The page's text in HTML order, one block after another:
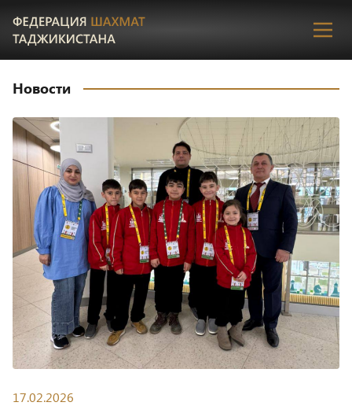
Новости
17.02.2026